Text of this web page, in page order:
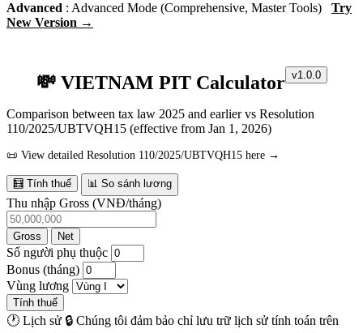
Advanced : Advanced Mode (Comprehensive, Master Tools)
Try
New Version →
💸 VIETNAM PIT Calculator v1.0.0
Comparison between tax law 2025 and earlier vs Resolution
110/2025/UBTVQH15 (effective from Jan 1, 2026)
📜 View detailed Resolution 110/2025/UBTVQH15 here →
🧮 Tính thuế 📊 So sánh lương
Thu nhập Gross (VNĐ/tháng)
Gross Net
Số người phụ thuộc
Bonus (tháng)
Vùng lương
Tính thuế
🕐 Lịch sử 🔒 Chúng tôi đảm bảo chỉ lưu trữ lịch sử tính toán trên